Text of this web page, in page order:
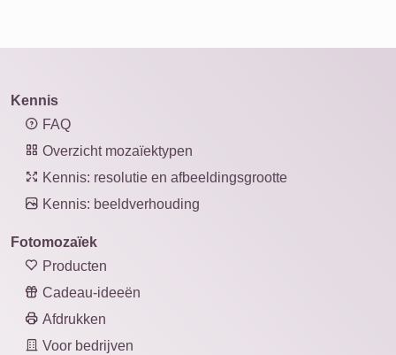
Kennis
FAQ
Overzicht mozaïektypen
Kennis: resolutie en afbeeldingsgrootte
Kennis: beeldverhouding
Fotomozaïek
Producten
Cadeau-ideeën
Afdrukken
Voor bedrijven